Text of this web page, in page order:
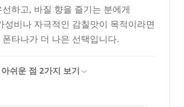
하고, 바질 향을 즐기는 분에게
성비나 자극적인 감칠맛이 목적이라면
타나가 더 나은 선택입니다.
쉬운 점 2가지 보기